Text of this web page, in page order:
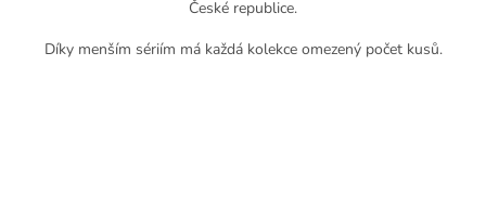
s
u
České republice.
Díky menším sériím má každá kolekce omezený počet kusů.